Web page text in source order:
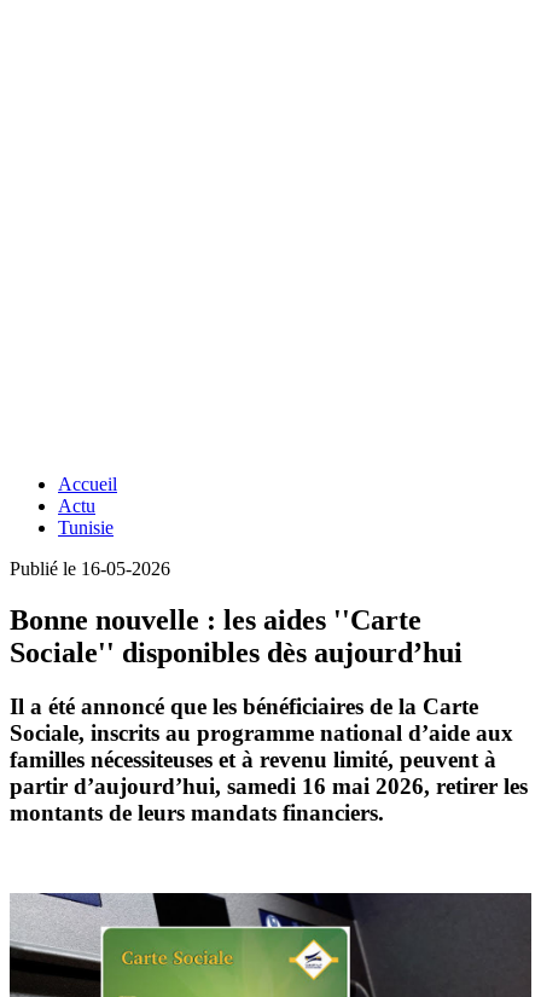
Accueil
Actu
Tunisie
Publié le 16-05-2026
Bonne nouvelle : les aides ''Carte
Sociale'' disponibles dès aujourd’hui
Il a été annoncé que les bénéficiaires de la Carte
Sociale, inscrits au programme national d’aide aux
familles nécessiteuses et à revenu limité, peuvent à
partir d’aujourd’hui, samedi 16 mai 2026, retirer les
montants de leurs mandats financiers.